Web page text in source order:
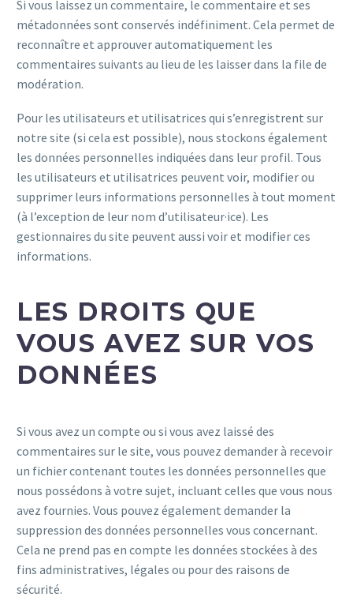
Si vous laissez un commentaire, le commentaire et ses
métadonnées sont conservés indéfiniment. Cela permet de
reconnaître et approuver automatiquement les
commentaires suivants au lieu de les laisser dans la file de
modération.
Pour les utilisateurs et utilisatrices qui s’enregistrent sur
notre site (si cela est possible), nous stockons également
les données personnelles indiquées dans leur profil. Tous
les utilisateurs et utilisatrices peuvent voir, modifier ou
supprimer leurs informations personnelles à tout moment
(à l’exception de leur nom d’utilisateur·ice). Les
gestionnaires du site peuvent aussi voir et modifier ces
informations.
LES DROITS QUE
VOUS AVEZ SUR VOS
DONNÉES
Si vous avez un compte ou si vous avez laissé des
commentaires sur le site, vous pouvez demander à recevoir
un fichier contenant toutes les données personnelles que
nous possédons à votre sujet, incluant celles que vous nous
avez fournies. Vous pouvez également demander la
suppression des données personnelles vous concernant.
Cela ne prend pas en compte les données stockées à des
fins administratives, légales ou pour des raisons de
sécurité.